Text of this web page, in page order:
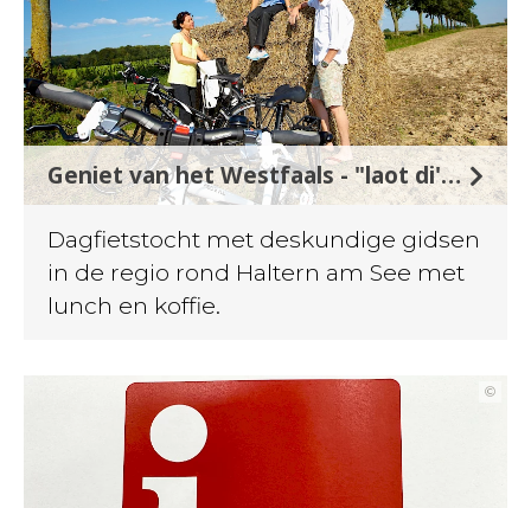
Geniet van het Westfaals - "laot di't gued gaohn in Westfalen".
Dagfietstocht met deskundige gidsen
in de regio rond Haltern am See met
lunch en koffie.
©